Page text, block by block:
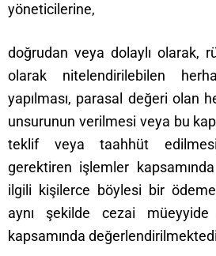
yöneticilerine,
doğrudan veya dolaylı olarak,
olarak nitelendirilebilen
yapılması, parasal değeri olan
unsurunun verilmesi veya bu
teklif veya taahhüt
gerektiren işlemler
ilgili kişilerce böylesi bir
aynı şekilde cezai
kapsamında